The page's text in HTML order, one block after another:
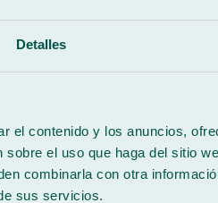
Detalles
el contenido y los anuncios,
el uso que haga del sitio
combinarla con otra
sus servicios.
sean el del automóvil y que
con otras láminas interpuestas y
el vidrio más utilizado de lunas
Sin embargo, es
que quedaría en una grieta